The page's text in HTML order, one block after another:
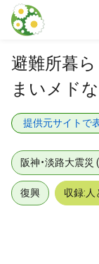
本文に飛ぶ
避難所暮
まいメド
提供元サイトで
阪神・淡路大震災
復興 収録: